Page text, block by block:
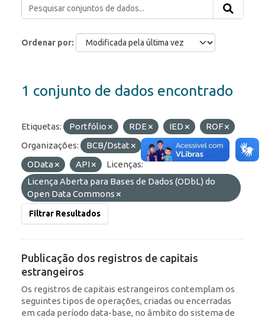
Ordenar por
1 conjunto de dados encontrado
Etiquetas: Portfólio RDE IED
ROF
Organizações:
BCB/Dstat Formatos:
JSON
OData
API
Licenças:
Licença Aberta para Bases de Dados (ODbL) do
Open Data Commons
Filtrar Resultados
Publicação dos registros de capitais
estrangeiros
Os registros de capitais estrangeiros contemplam os
seguintes tipos de operações, criadas ou encerradas
em cada período data-base, no âmbito do sistema de